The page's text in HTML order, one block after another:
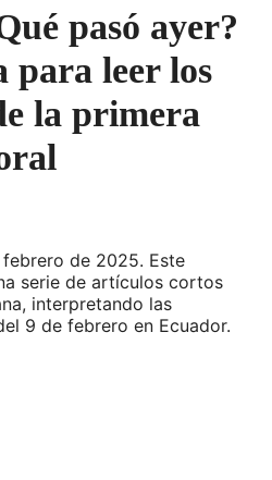
pasó ayer?
para leer los
la primera
de 2025. Este
serie de artículos cortos
interpretando las
9 de febrero en Ecuador.